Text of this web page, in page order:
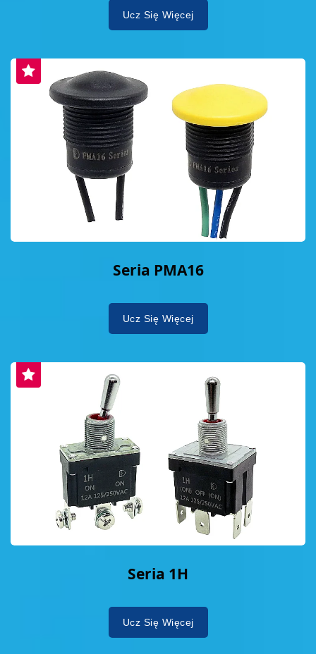
Ucz Się Więcej
Seria PMA16
Ucz Się Więcej
Seria 1H
Ucz Się Więcej